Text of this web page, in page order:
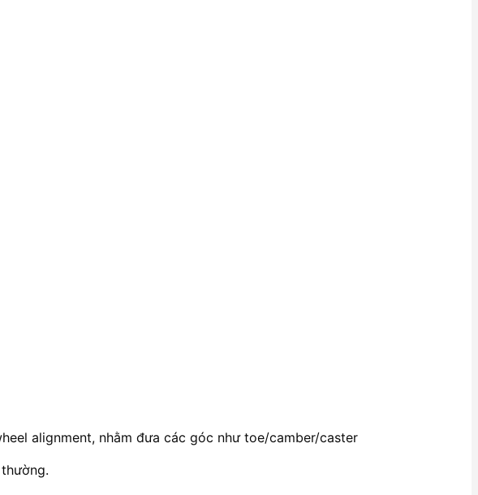
alignment, nhằm đưa các góc như toe/camber/caster